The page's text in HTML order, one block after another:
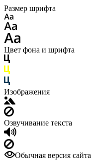
Размер шрифта
Цвет фона и шрифта
Изображения
Озвучивание текста
Обычная версия сайта